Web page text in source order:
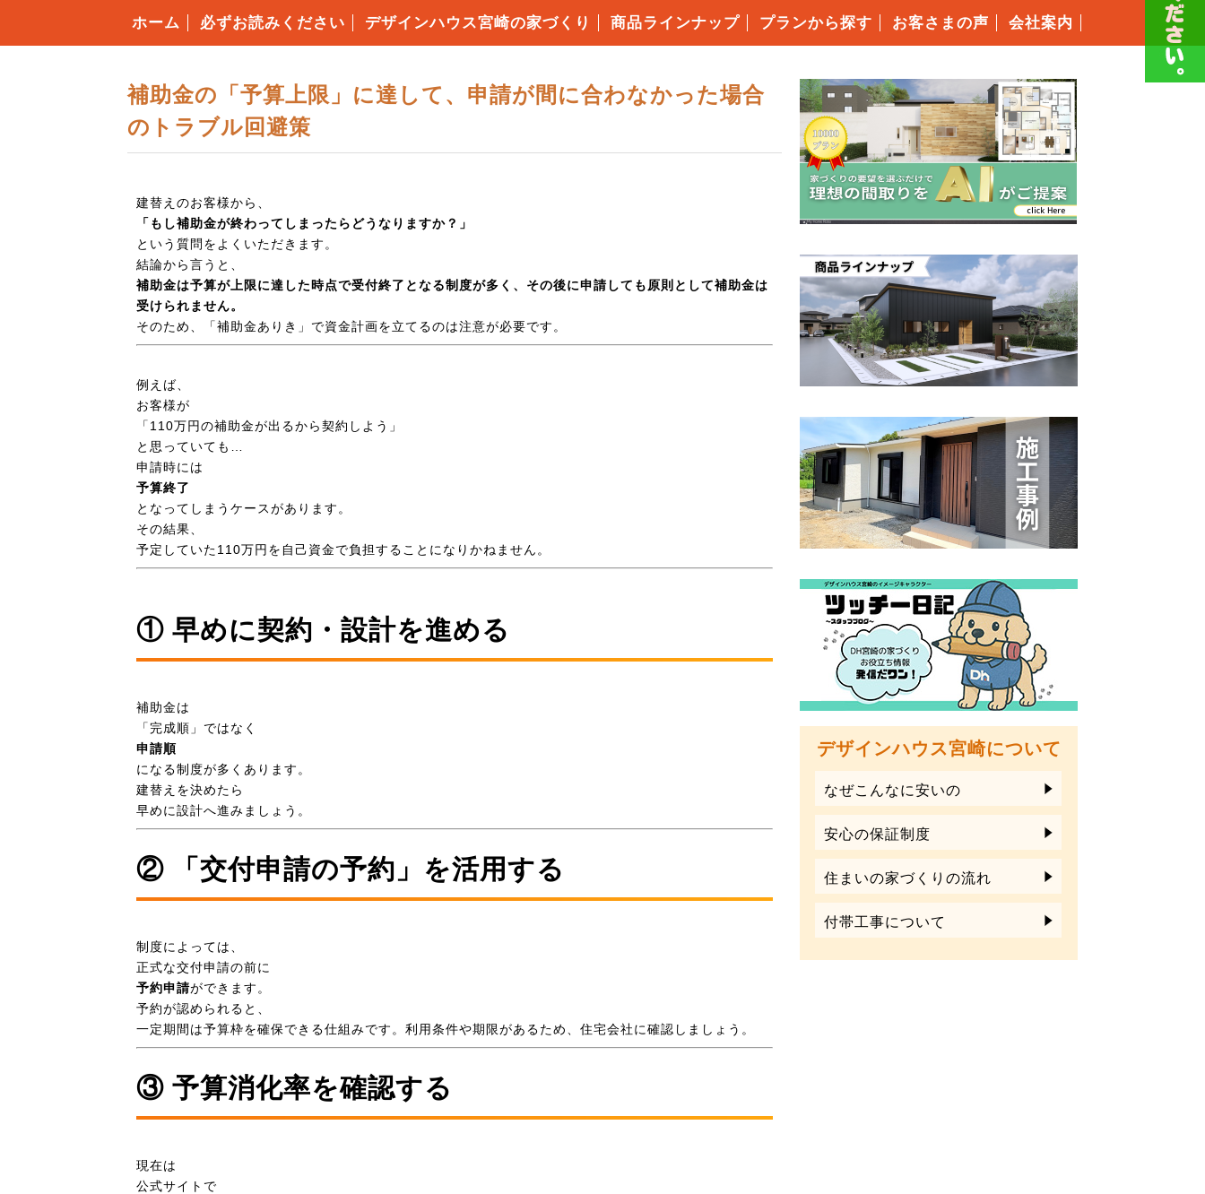
ホーム 必ずお読みください デザインハウス宮崎の家づくり 商品ラインナップ プランから探す お客さまの声 会社案内
補助金の「予算上限」に達して、申請が間に合わなかった場合
のトラブル回避策
建替えのお客様から、
「もし補助金が終わってしまったらどうなりますか？」
という質問をよくいただきます。
結論から言うと、
補助金は予算が上限に達した時点で受付終了となる制度が多く、その後に申請しても原則として補助金は
受けられません。
そのため、「補助金ありき」で資金計画を立てるのは注意が必要です。
例えば、
お客様が
「110万円の補助金が出るから契約しよう」
と思っていても…
申請時には
予算終了
となってしまうケースがあります。
その結果、
予定していた110万円を自己資金で負担することになりかねません。
① 早めに契約・設計を進める
補助金は
「完成順」ではなく
申請順
になる制度が多くあります。
建替えを決めたら
早めに設計へ進みましょう。
② 「交付申請の予約」を活用する
制度によっては、
正式な交付申請の前に
予約申請ができます。
予約が認められると、
一定期間は予算枠を確保できる仕組みです。利用条件や期限があるため、住宅会社に確認しましょう。
③ 予算消化率を確認する
現在は
公式サイトで
デザインハウス宮崎について
なぜこんなに安いの
安心の保証制度
住まいの家づくりの流れ
付帯工事について